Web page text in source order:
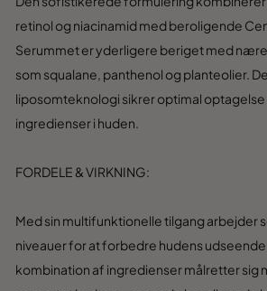
retinol og niacinamid med beroligende
Serummet er yderligere beriget med
som squalane, panthenol og planteolier.
liposomteknologi sikrer optimal optagelse
ingredienser i huden.
FORDELE & VIRKNING:
Med sin multifunktionelle tilgang arbejder
niveauer for at forbedre hudens
kombination af ingredienser målretter sig